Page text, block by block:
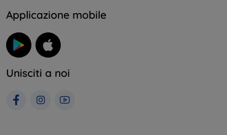
Applicazione mobile
Unisciti a noi